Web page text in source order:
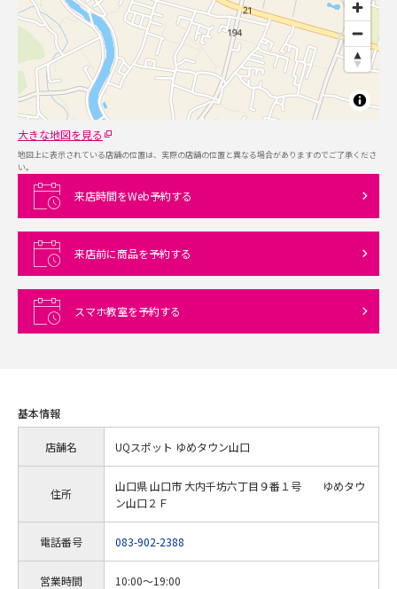
大きな地図を見る
地図上に表示されている店舗の位置は、実際の店舗の位置と異なる場合がありますのでご了承くださ
い。
来店時間をWeb予約する
来店前に商品を予約する
スマホ教室を予約する
基本情報
店舗名 UQスポット ゆめタウン山口
住所
山口県 山口市 大内千坊六丁目９番１号 ゆめタウ
ン山口２Ｆ
電話番号 083-902-2388
営業時間 10:00～19:00